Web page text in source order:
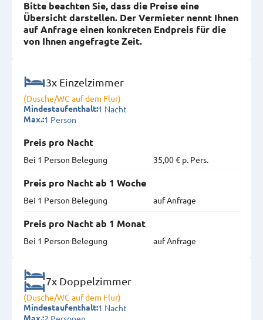
Bitte beachten Sie, dass die Preise eine
Übersicht darstellen. Der Vermieter nennt Ihnen
auf Anfrage einen konkreten Endpreis für die
von Ihnen angefragte Zeit.
3x Einzelzimmer
(Dusche/WC auf dem Flur)
Mindestaufenthalt:1 Nacht
Max.:1 Person
Preis pro Nacht
Bei 1 Person Belegung
35,00 € p. Pers.
Preis pro Nacht ab 1 Woche
Bei 1 Person Belegung
auf Anfrage
Preis pro Nacht ab 1 Monat
Bei 1 Person Belegung
auf Anfrage
7x Doppelzimmer
(Dusche/WC auf dem Flur)
Mindestaufenthalt:1 Nacht